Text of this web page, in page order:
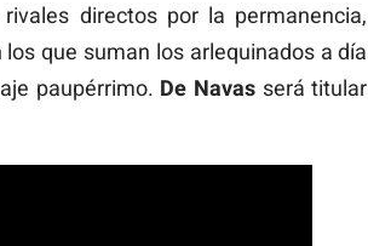
directos por la permanencia,
que suman los arlequinados a día
paupérrimo. De Navas será titular